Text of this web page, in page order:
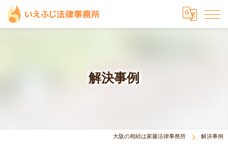
解決事例
大阪の相続は家藤法律事務所 解決事例